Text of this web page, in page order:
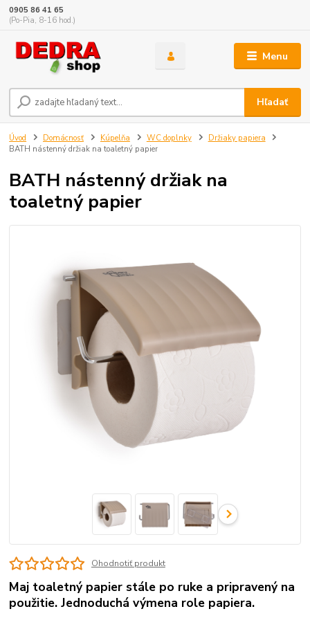
Menu
Hľadať
0905 86 41 65
(Po-Pia, 8-16 hod.)
Úvod Domácnosť Kúpelňa WC doplnky
Držiaky papiera
BATH nástenný držiak na toaletný papier
BATH nástenný držiak na
toaletný papier
Ohodnotiť produkt
Maj toaletný papier stále po ruke a pripravený na
použitie. Jednoduchá výmena role papiera.